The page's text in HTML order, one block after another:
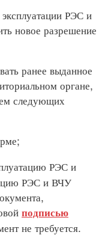
РЭС и
новое разрешение
ранее выданное
органе,
следующих
РЭС и
РЭС и ВЧУ
подписью
не требуется.